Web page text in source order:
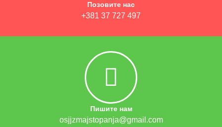
Позовите нас
+381 37 727 497
Пишите нам
osjjzmajstopanja@gmail.com